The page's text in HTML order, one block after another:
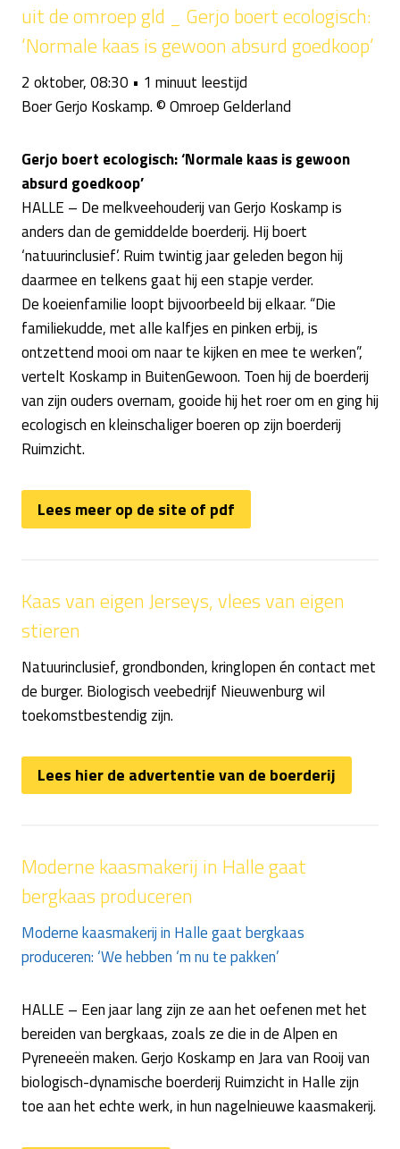
uit de omroep gld _ Gerjo boert ecologisch:
‘Normale kaas is gewoon absurd goedkoop’
2 oktober, 08:30 • 1 minuut leestijd
Boer Gerjo Koskamp. © Omroep Gelderland
Gerjo boert ecologisch: ‘Normale kaas is gewoon
absurd goedkoop’
HALLE – De melkveehouderij van Gerjo Koskamp is
anders dan de gemiddelde boerderij. Hij boert
‘natuurinclusief’. Ruim twintig jaar geleden begon hij
daarmee en telkens gaat hij een stapje verder.
De koeienfamilie loopt bijvoorbeeld bij elkaar. “Die
familiekudde, met alle kalfjes en pinken erbij, is
ontzettend mooi om naar te kijken en mee te werken”,
vertelt Koskamp in BuitenGewoon. Toen hij de boerderij
van zijn ouders overnam, gooide hij het roer om en ging hij
ecologisch en kleinschaliger boeren op zijn boerderij
Ruimzicht.
Lees meer op de site of pdf
Kaas van eigen Jerseys, vlees van eigen
stieren
Natuurinclusief, grondbonden, kringlopen én contact met
de burger. Biologisch veebedrijf Nieuwenburg wil
toekomstbestendig zijn.
Lees hier de advertentie van de boerderij
Moderne kaasmakerij in Halle gaat
bergkaas produceren
Moderne kaasmakerij in Halle gaat bergkaas
produceren: ‘We hebben ‘m nu te pakken’
HALLE – Een jaar lang zijn ze aan het oefenen met het
bereiden van bergkaas, zoals ze die in de Alpen en
Pyreneeën maken. Gerjo Koskamp en Jara van Rooij van
biologisch-dynamische boerderij Ruimzicht in Halle zijn
toe aan het echte werk, in hun nagelnieuwe kaasmakerij.